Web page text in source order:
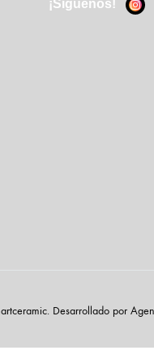
¡Síguenos!
Desarrollado por